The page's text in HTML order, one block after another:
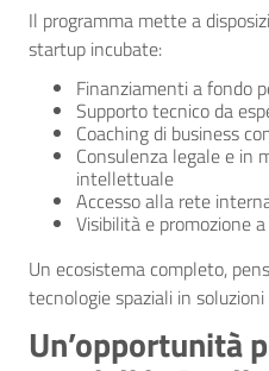
Il programma mette a
startup incubate:
Finanziamenti a fondo
Supporto tecnico da
Coaching di business
Consulenza legale e in
intellettuale
Accesso alla rete
Visibilità e promozione
Un ecosistema completo,
tecnologie spaziali in
Un’opportunità